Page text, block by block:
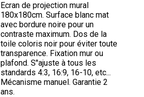
Ecran de projection mural
180x180cm. Surface blanc mat
avec bordure noire pour un
contraste maximum. Dos de la
toile coloris noir pour éviter toute
transparence. Fixation mur ou
plafond. S''ajuste à tous les
standards 4:3, 16:9, 16-10, etc...
Mécanisme manuel. Garantie 2
ans.